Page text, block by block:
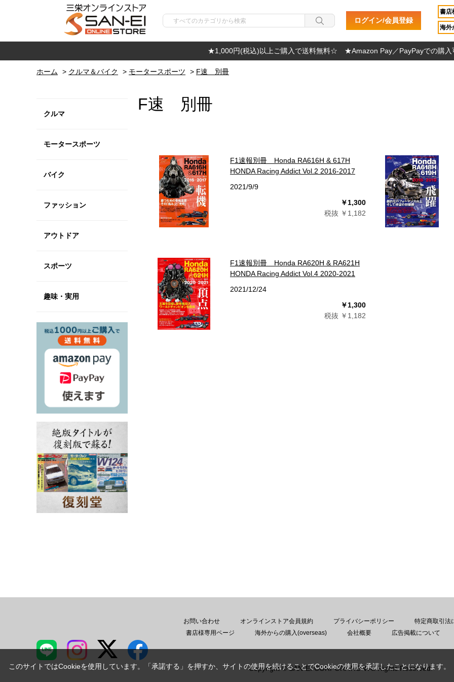
ログイン/会員登録
書店
海外
★1,000円(税込)以上ご購入で送料無料☆ ★Amazon Pay／PayPayでの購
ホーム > クルマ＆バイク > モータースポーツ > F速 別冊
クルマ
モータースポーツ
バイク
ファッション
アウトドア
スポーツ
趣味・実用
F速 別冊
F1速報別冊 Honda RA616H & 617H
HONDA Racing Addict Vol.2 2016-2017
2021/9/9
￥1,300
税抜 ￥1,182
F1速報別冊 Honda RA620H & RA621H
HONDA Racing Addict Vol.4 2020-2021
2021/12/24
￥1,300
税抜 ￥1,182
お問い合わせ
オンラインストア会員規約 プライバシーポリシー
特定商取引法
書店様専用ページ
海外からの購入(overseas) 会社概要 広告掲載について
Copyright © SAN-EI CORPORATION All Rights Reserved.
このサイトではCookieを使用しています。「承諾する」を押すか、サイトの使用を続けることでCookieの使用を承諾したことになります。